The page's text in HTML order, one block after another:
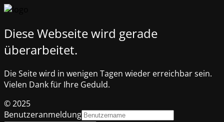
Diese Webseite wird gerade
überarbeitet.
Die Seite wird in wenigen Tagen wieder erreichbar sein.
Vielen Dank für Ihre Geduld.
© 2025
Benutzeranmeldung